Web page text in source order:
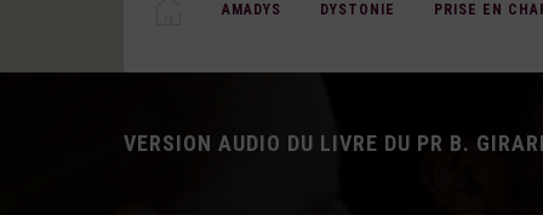
AMADYS DYSTONIE PRISE EN
VERSION AUDIO DU LIVRE DU PR B.